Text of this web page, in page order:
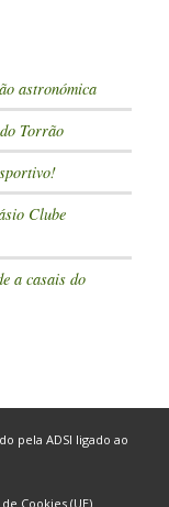
astronómica
Torrão
Clube
a casais do
pela ADSI ligado ao
Cookies (UE)